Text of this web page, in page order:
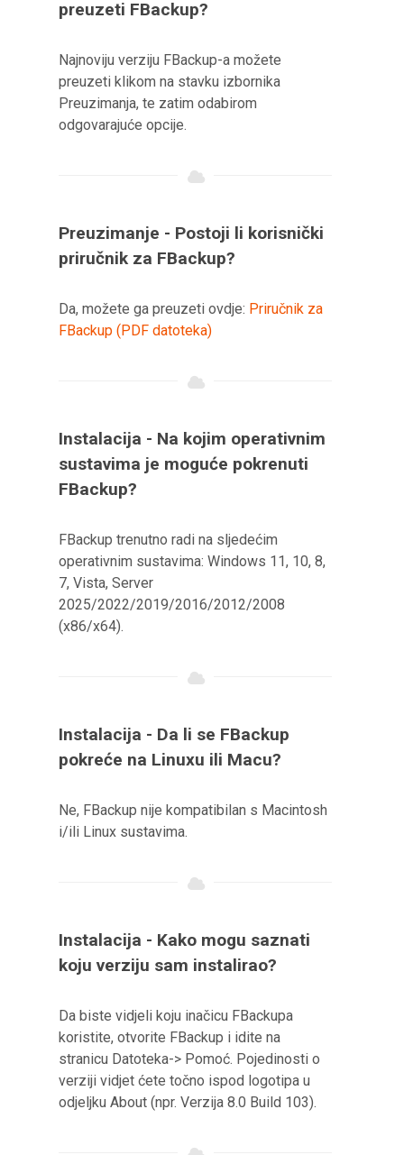
preuzeti FBackup?
Najnoviju verziju FBackup-a možete
preuzeti klikom na stavku izbornika
Preuzimanja, te zatim odabirom
odgovarajuće opcije.
Preuzimanje - Postoji li korisnički
priručnik za FBackup?
Da, možete ga preuzeti ovdje: Priručnik za
FBackup (PDF datoteka)
Instalacija - Na kojim operativnim
sustavima je moguće pokrenuti
FBackup?
FBackup trenutno radi na sljedećim
operativnim sustavima: Windows 11, 10, 8,
7, Vista, Server
2025/2022/2019/2016/2012/2008
(x86/x64).
Instalacija - Da li se FBackup
pokreće na Linuxu ili Macu?
Ne, FBackup nije kompatibilan s Macintosh
i/ili Linux sustavima.
Instalacija - Kako mogu saznati
koju verziju sam instalirao?
Da biste vidjeli koju inačicu FBackupa
koristite, otvorite FBackup i idite na
stranicu Datoteka-> Pomoć. Pojedinosti o
verziji vidjet ćete točno ispod logotipa u
odjeljku About (npr. Verzija 8.0 Build 103).